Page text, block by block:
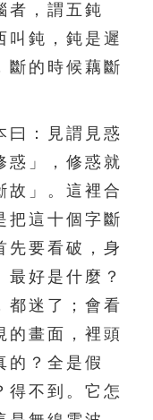
者，謂五鈍
叫鈍，鈍是遲
斷的時候藕斷
：見謂見惑
惑」，修惑就
故」。這裡合
把這十個字斷
先要看破，身
好是什麼？
都迷了；會看
的畫面，裡頭
的？全是假
得不到。它怎